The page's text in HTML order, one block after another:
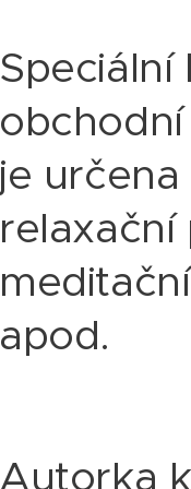
je
apod.
Autorka